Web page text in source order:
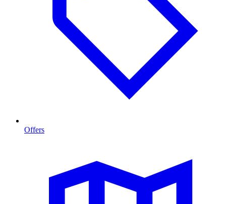
Offers